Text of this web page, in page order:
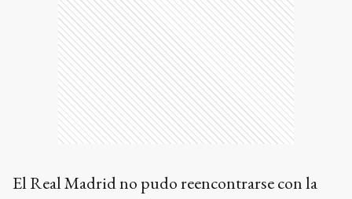
El Real Madrid no pudo reencontrarse con la